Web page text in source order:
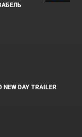
NEW DAY TRAILER